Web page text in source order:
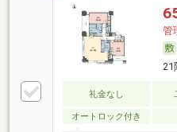
管
21
礼金なし
オートロック付き